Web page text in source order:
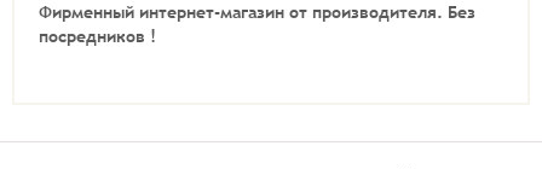
Фирменный интернет-магазин от производителя. Без
посредников !